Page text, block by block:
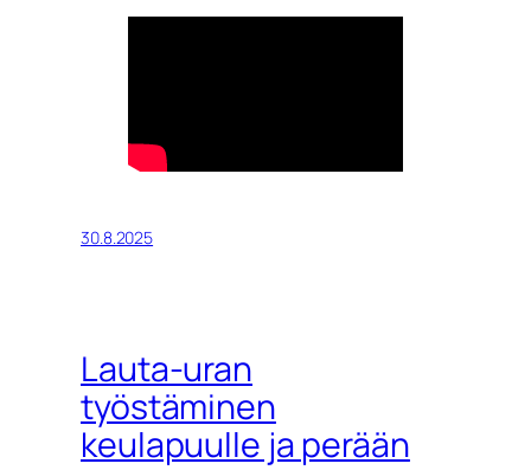
30.8.2025
Lauta-uran
työstäminen
keulapuulle ja perään